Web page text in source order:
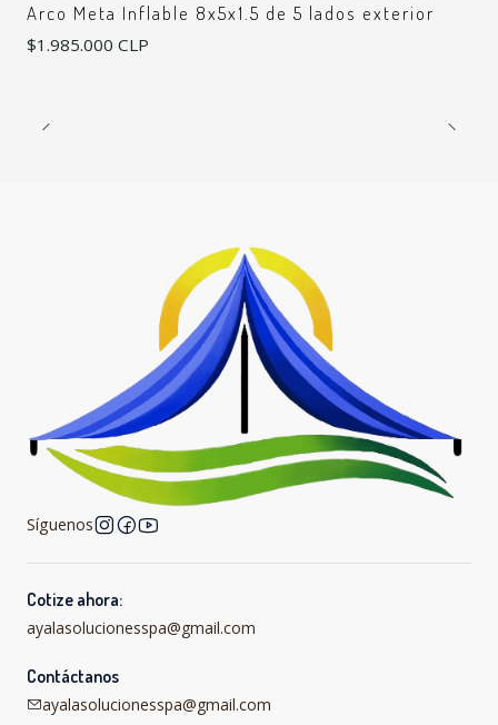
Arco Meta Inflable 8x5x1.5 de 5 lados exterior
$1.985.000 CLP
Síguenos
Cotize ahora:
ayalasolucionesspa@gmail.com
Contáctanos
ayalasolucionesspa@gmail.com